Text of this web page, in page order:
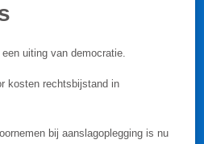
uiting van democratie.
kosten rechtsbijstand in
bij aanslagoplegging is nu